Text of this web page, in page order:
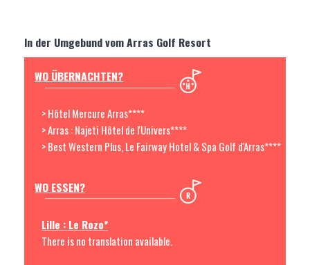
In der Umgebund vom Arras Golf Resort
WO ÜBERNACHTEN?
> Hôtel Mercure Arras****
> Arras : Najeti Hôtel de l'Univers****
> Best Western Plus, Le Fairway Hotel & Spa Golf d'Arras****
WO ESSEN?
Lille : Le Rozo*
There is no translation available.